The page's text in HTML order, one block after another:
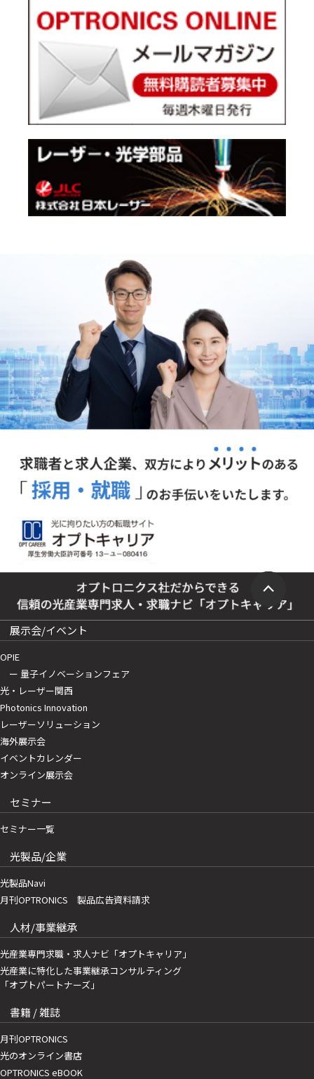
展示会/イベント
OPIE
ー 量子イノベーションフェア
光・レーザー関西
Photonics Innovation
レーザーソリューション
海外展示会
イベントカレンダー
オンライン展示会
セミナー
セミナー一覧
光製品/企業
光製品Navi
月刊OPTRONICS 製品広告資料請求
人材/事業継承
光産業専門求職・求人ナビ「オプトキャリア」
光産業に特化した事業継承コンサルティング
「オプトパートナーズ」
書籍 / 雑誌
月刊OPTRONICS
光のオンライン書店
OPTRONICS eBOOK